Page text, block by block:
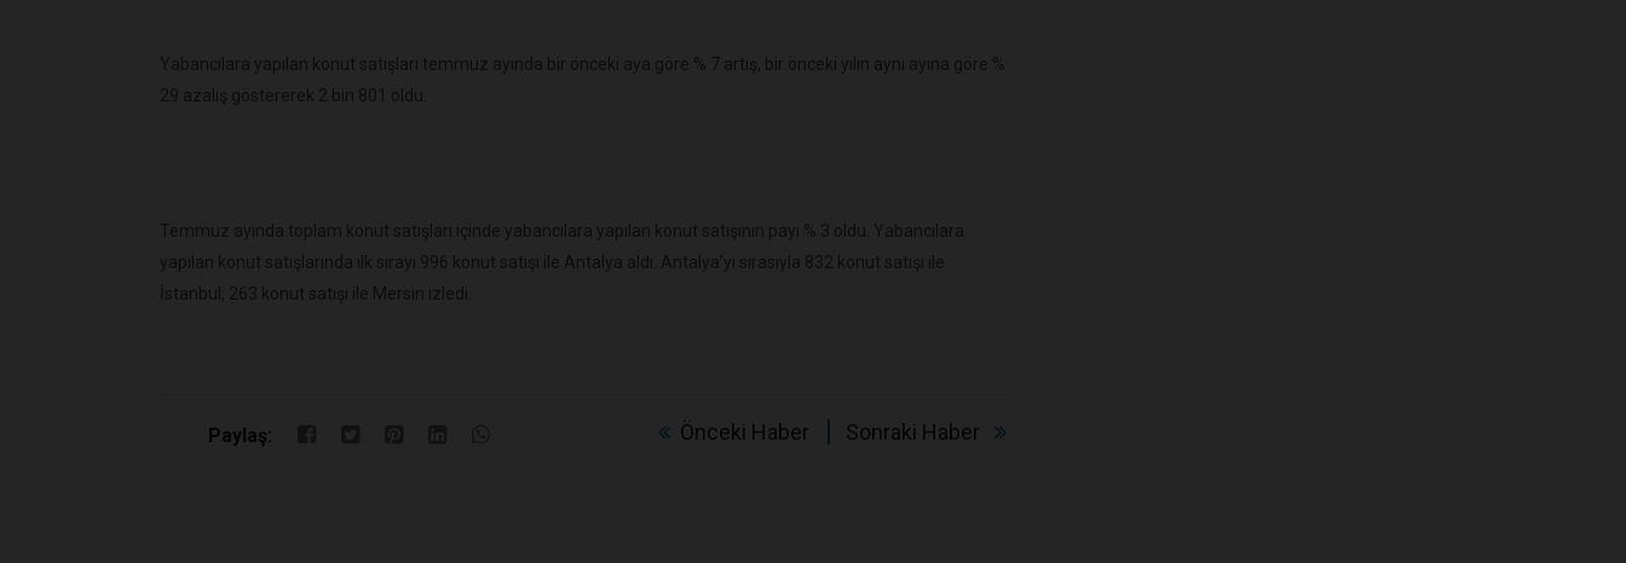
Yabancılara yapılan konut satışları temmuz ayında bir önceki aya göre % 7 artış, bir önceki yılın aynı ayına göre %
29 azalış göstererek 2 bin 801 oldu.
Temmuz ayında toplam konut satışları içinde yabancılara yapılan konut satışının payı % 3 oldu. Yabancılara
yapılan konut satışlarında ilk sırayı 996 konut satışı ile Antalya aldı. Antalya’yı sırasıyla 832 konut satışı ile
İstanbul, 263 konut satışı ile Mersin izledi.
Paylaş: Önceki Haber Sonraki Haber